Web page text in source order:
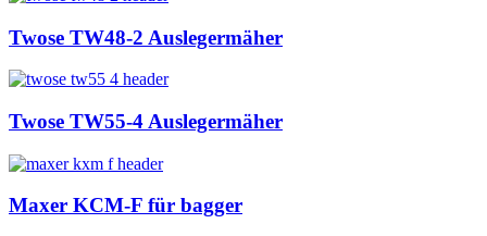
Twose TW48-2 Auslegermäher
Twose TW55-4 Auslegermäher
Maxer KCM-F für bagger